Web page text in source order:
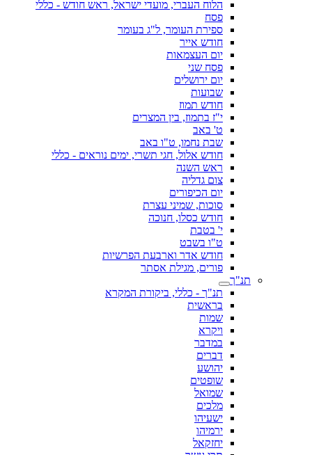
הלוח העברי, מועדי ישראל, ראש חודש - כללי
פסח
ספירת העומר, ל"ג בעומר
חודש אייר
יום העצמאות
פסח שני
יום ירושלים
שבועות
חודש תמוז
י"ז בתמוז, בין המצרים
ט' באב
שבת נחמו, ט"ו באב
חודש אלול, חגי תשרי, ימים נוראים - כללי
ראש השנה
צום גדליה
יום הכיפורים
סוכות, שמיני עצרת
חודש כסלו, חנוכה
י' בטבת
ט"ו בשבט
חודש אדר וארבעת הפרשיות
פורים, מגילת אסתר
תנ"ך
תנ"ך - כללי, ביקורת המקרא
בראשית
שמות
ויקרא
במדבר
דברים
יהושע
שופטים
שמואל
מלכים
ישעיהו
ירמיהו
יחזקאל